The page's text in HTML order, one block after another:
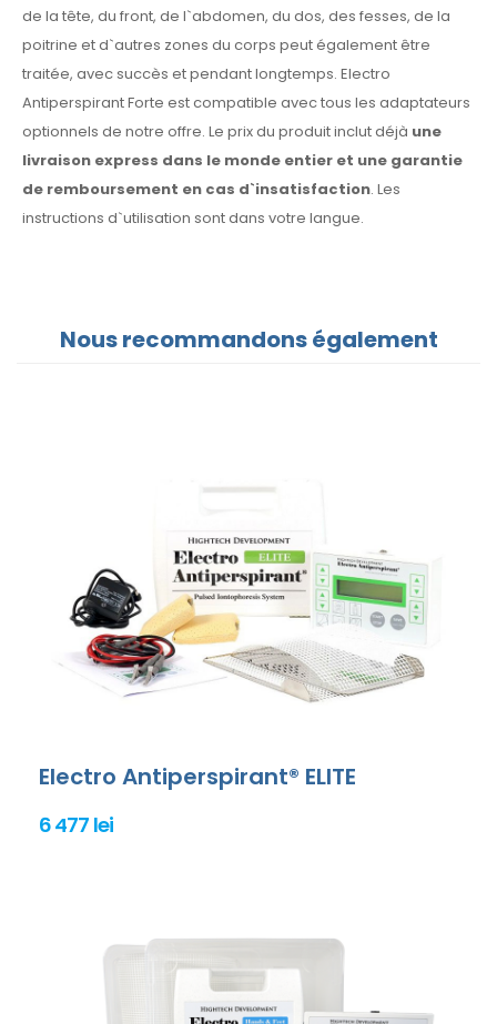
de la tête, du front, de l`abdomen, du dos, des fesses, de la
poitrine et d`autres zones du corps peut également être
traitée, avec succès et pendant longtemps. Electro
Antiperspirant Forte est compatible avec tous les adaptateurs
optionnels de notre offre. Le prix du produit inclut déjà une
livraison express dans le monde entier et une garantie
de remboursement en cas d`insatisfaction. Les
instructions d`utilisation sont dans votre langue.
Nous recommandons également
Electro Antiperspirant® ELITE
6 477 lei